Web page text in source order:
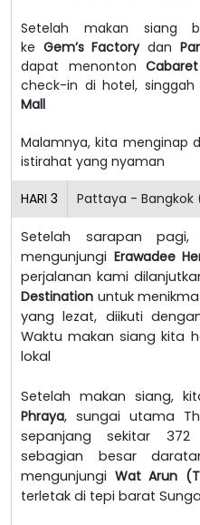
Setelah makan siang
ke Gem’s Factorydan
dapat menonton
check-in di hotel,
Mall
Malamnya, kita menginap
istirahat yang nyaman
HARI 3 Pattaya - Bangkok
Setelah sarapan
mengunjungi Erawadee
perjalanan kami
Destination untuk
yang lezat, diikuti
Waktu makan siang kita
lokal
Setelah makan siang,
Phraya, sungai utama
sepanjang sekitar
sebagian besar
mengunjungi Wat Arun
terletak di tepi barat